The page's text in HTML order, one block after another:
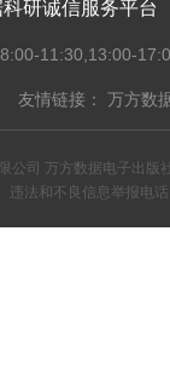
研诚信服务平台
11:30,13:00-
友情链接： 万方数
公司 万方数据电子出版
违法和不良信息举报电